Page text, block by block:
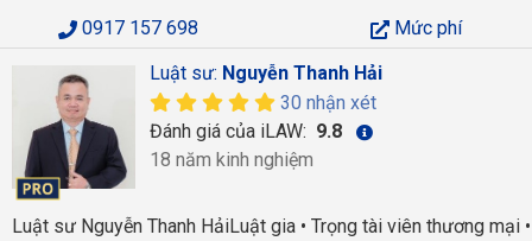
0917 157 698
Mức phí
Luật sư: Nguyễn Thanh Hải
30 nhận xét
Đánh giá của iLAW: 9.8
18 năm kinh nghiệm
Luật sư Nguyễn Thanh HảiLuật gia • Trọng tài viên thương mại •